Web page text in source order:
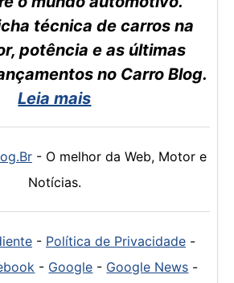
técnica de carros na
potência e as últimas
no Carro Blog.
Leia mais
- O melhor da Web, Motor e
Notícias.
- Política de Privacidade-
- Google - Google News -